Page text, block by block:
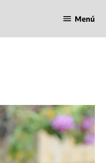
Línea
Menú